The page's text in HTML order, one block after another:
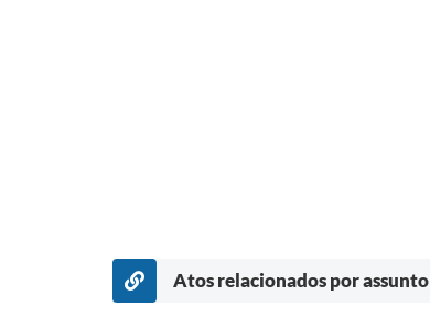
Atos relacionados por assunto